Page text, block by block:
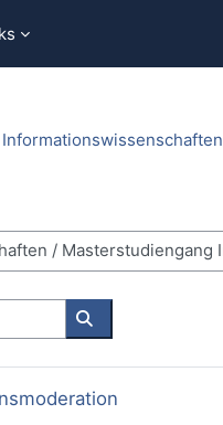
Informationswissenschaften
Kurse suchen